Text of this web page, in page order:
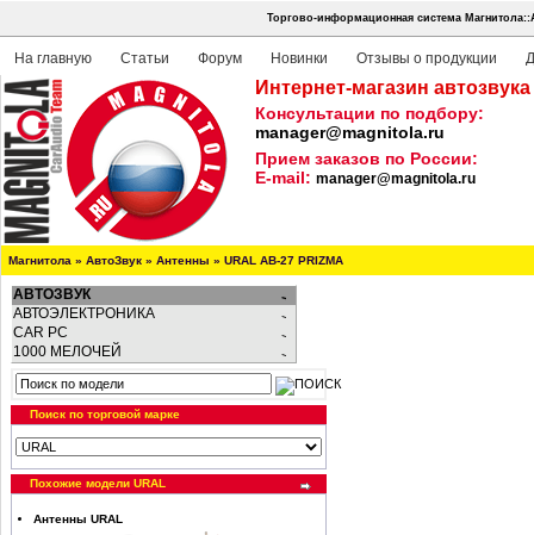
Торгово-информационная система
На главную Статьи Форум Новинки Отзывы о продукции
Интернет-магазин
Консультации по подбору:
manager@magnitola.ru
Прием заказов по России:
E-mail: manager@magnitola.ru
Магнитола » АвтоЗвук » Антенны » URAL AB-27 PRIZMA
АВТОЗВУК
АВТОЭЛЕКТРОНИКА
CAR PC
1000 МЕЛОЧЕЙ
Поиск по торговой марке
Похожие модели URAL
Антенны URAL